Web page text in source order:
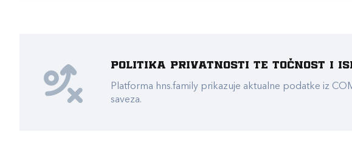
Politika privatnosti te točnost i
Platforma hns.family prikazuje aktualne podatke iz
saveza.